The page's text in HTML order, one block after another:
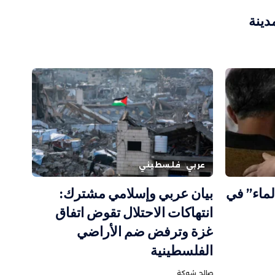
في
عربي فلسطيني
بيان عربي وإسلامي مشترك:
انتهاكات الاحتلال تقوض اتفاق
غزة وترفض ضم الأراضي
الفلسطينية
صالح شوكة